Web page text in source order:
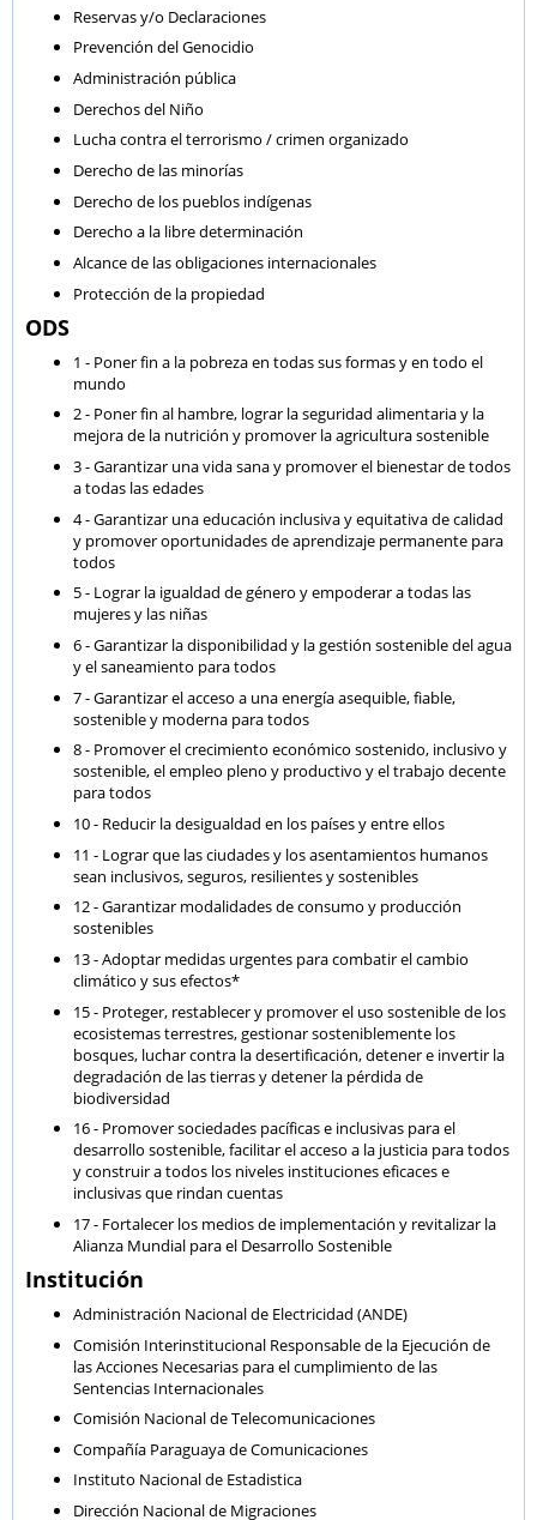
Reservas y/o Declaraciones
Prevención del Genocidio
Administración pública
Derechos del Niño
Lucha contra el terrorismo / crimen organizado
Derecho de las minorías
Derecho de los pueblos indígenas
Derecho a la libre determinación
Alcance de las obligaciones internacionales
Protección de la propiedad
ODS
1 - Poner fin a la pobreza en todas sus formas y en todo el
mundo
2 - Poner fin al hambre, lograr la seguridad alimentaria y la
mejora de la nutrición y promover la agricultura sostenible
3 - Garantizar una vida sana y promover el bienestar de todos
a todas las edades
4 - Garantizar una educación inclusiva y equitativa de calidad
y promover oportunidades de aprendizaje permanente para
todos
5 - Lograr la igualdad de género y empoderar a todas las
mujeres y las niñas
6 - Garantizar la disponibilidad y la gestión sostenible del agua
y el saneamiento para todos
7 - Garantizar el acceso a una energía asequible, fiable,
sostenible y moderna para todos
8 - Promover el crecimiento económico sostenido, inclusivo y
sostenible, el empleo pleno y productivo y el trabajo decente
para todos
10 - Reducir la desigualdad en los países y entre ellos
11 - Lograr que las ciudades y los asentamientos humanos
sean inclusivos, seguros, resilientes y sostenibles
12 - Garantizar modalidades de consumo y producción
sostenibles
13 - Adoptar medidas urgentes para combatir el cambio
climático y sus efectos*
15 - Proteger, restablecer y promover el uso sostenible de los
ecosistemas terrestres, gestionar sosteniblemente los
bosques, luchar contra la desertificación, detener e invertir la
degradación de las tierras y detener la pérdida de
biodiversidad
16 - Promover sociedades pacíficas e inclusivas para el
desarrollo sostenible, facilitar el acceso a la justicia para todos
y construir a todos los niveles instituciones eficaces e
inclusivas que rindan cuentas
17 - Fortalecer los medios de implementación y revitalizar la
Alianza Mundial para el Desarrollo Sostenible
Institución
Administración Nacional de Electricidad (ANDE)
Comisión Interinstitucional Responsable de la Ejecución de
las Acciones Necesarias para el cumplimiento de las
Sentencias Internacionales
Comisión Nacional de Telecomunicaciones
Compañía Paraguaya de Comunicaciones
Instituto Nacional de Estadistica
Dirección Nacional de Migraciones